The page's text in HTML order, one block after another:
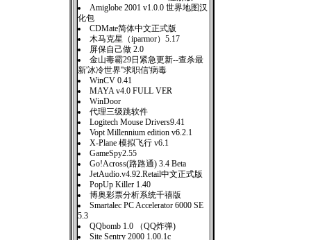
Amiglobe 2001 v1.0.0 世界地图汉
化包
CDMate简体中文正式版
木马克星（iparmor）5.17
屏保自己做 2.0
金山毒霸29日紧急更新--查杀最
新'冰冷世界''求职信'病毒
WinCV 0.41
MAYA v4.0 FULL VER
WinDoor
代理三级跳软件
Logitech Mouse Drivers9.41
Vopt Millennium edition v6.2.1
X-Plane 模拟飞行 v6.1
GameSpy2.55
Go!Across(路路通) 3.4 Beta
JetAudio.v4.92.Retail中文正式版
PopUp Killer 1.40
博奥彩票分析系统千禧版
Smartalec PC Accelerator 6000 SE
5.3
QQbomb 1.0 （QQ炸弹)
Site Sentry 2000 1.00.1c